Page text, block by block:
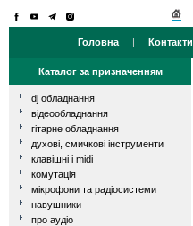
Головна | Контакти
Каталог за призначенням
dj обладнання
відеообладнання
гітарне обладнання
духові, смичкові інструменти
клавішні і midi
комутація
мікрофони та радіосистеми
навушники
про аудіо